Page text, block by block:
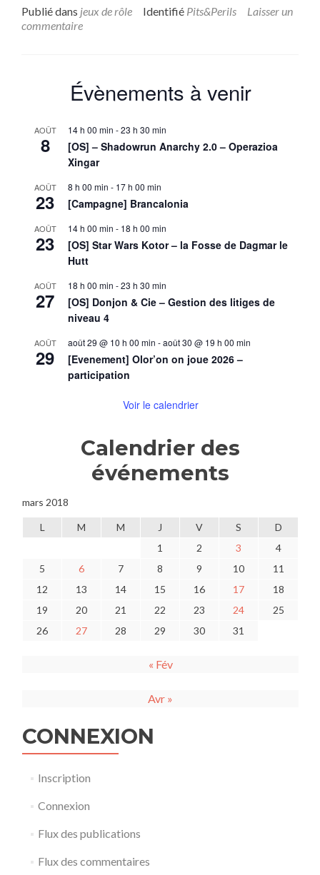
Publié dans jeux de rôle Identifié Pits&Perils
Laisser un
commentaire
Évènements à venir
AOÛT
8
14 h 00 min -23 h 30 min
[OS] – Shadowrun Anarchy 2.0 – Operazioa
Xingar
AOÛT
23
8 h 00 min - 17 h 00 min
[Campagne] Brancalonia
AOÛT
23
14 h 00 min - 18 h 00 min
[OS] Star Wars Kotor – la Fosse de Dagmar le
Hutt
AOÛT
27
18 h 00 min -23 h 30 min
[OS] Donjon & Cie – Gestion des litiges de
niveau 4
AOÛT
29
août 29 @ 10 h 00 min -août 30 @ 19 h 00 min
[Evenement] Olor’on on joue 2026 –
participation
Voir le calendrier
Calendrier des
événements
mars 2018
L M M J V S
D
1
2 3
4
5
6 7 8 9 10
11
12
13 14 15 16 17
18
19
20 21 22 23 24
25
26
27 28 29 30 31
« Fév
Avr »
CONNEXION
Inscription
Connexion
Flux des publications
Flux des commentaires